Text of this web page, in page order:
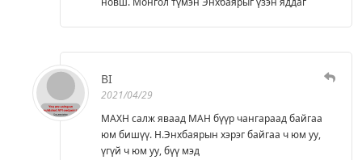
BI
2021/04/29
МАХН салж яваад МАН бүүр чангараад байгаа
юм бишүү. Н.Энхбаярын хэрэг байгаа ч юм уу,
үгүй ч юм уу, бүү мэд